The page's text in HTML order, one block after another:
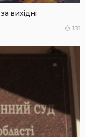
вихідні
138